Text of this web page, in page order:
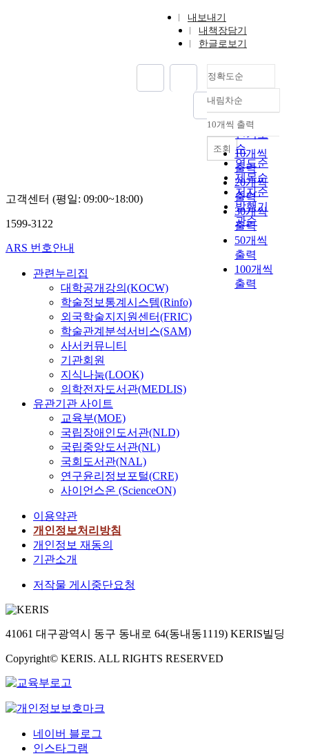
f
e
(
성
법
은
내보내기
내책장담기
한글로보기
정확도순
정확도
순
인기도
순
연도순
제목순
저자순
발행기
관순
내림차순
내림차순
10개씩 출력
10개씩
출력
20개씩
출력
30개씩
출력
50개씩
출력
100개씩
출력
조회
고객센터 (평일: 09:00~18:00)
1599-3122
ARS 번호안내
관련누리집
대학공개강의(KOCW)
학술정보통계시스템(Rinfo)
외국학술지지원센터(FRIC)
학술관계분석서비스(SAM)
사서커뮤니티
기관회원
지식나눔(LOOK)
의학전자도서관(MEDLIS)
유관기관 사이트
교육부(MOE)
국립장애인도서관(NLD)
국립중앙도서관(NL)
국회도서관(NAL)
연구윤리정보포털(CRE)
사이언스온 (ScienceON)
이용약관
개인정보처리방침
개인정보 재동의
기관소개
저작물 게시중단요청
41061 대구광역시 동구 동내로 64(동내동1119) KERIS빌딩
Copyright© KERIS. ALL RIGHTS RESERVED
네이버 블로그
인스타그램